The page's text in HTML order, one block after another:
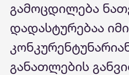
გამოცდილება
დადასტურებაა
განათლების